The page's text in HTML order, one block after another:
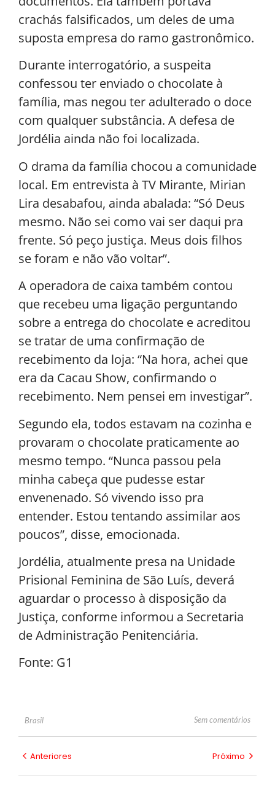
crachás falsificados, um deles de uma
suposta empresa do ramo gastronômico.
Durante interrogatório, a suspeita
confessou ter enviado o chocolate à
família, mas negou ter adulterado o doce
com qualquer substância. A defesa de
Jordélia ainda não foi localizada.
O drama da família chocou a comunidade
local. Em entrevista à TV Mirante, Mirian
Lira desabafou, ainda abalada: “Só Deus
mesmo. Não sei como vai ser daqui pra
frente. Só peço justiça. Meus dois filhos
se foram e não vão voltar”.
A operadora de caixa também contou
que recebeu uma ligação perguntando
sobre a entrega do chocolate e acreditou
se tratar de uma confirmação de
recebimento da loja: “Na hora, achei que
era da Cacau Show, confirmando o
recebimento. Nem pensei em investigar”.
Segundo ela, todos estavam na cozinha e
provaram o chocolate praticamente ao
mesmo tempo. “Nunca passou pela
minha cabeça que pudesse estar
envenenado. Só vivendo isso pra
entender. Estou tentando assimilar aos
poucos”, disse, emocionada.
Jordélia, atualmente presa na Unidade
Prisional Feminina de São Luís, deverá
aguardar o processo à disposição da
Justiça, conforme informou a Secretaria
de Administração Penitenciária.
Fonte: G1
Brasil Sem comentários
Anteriores Próximo